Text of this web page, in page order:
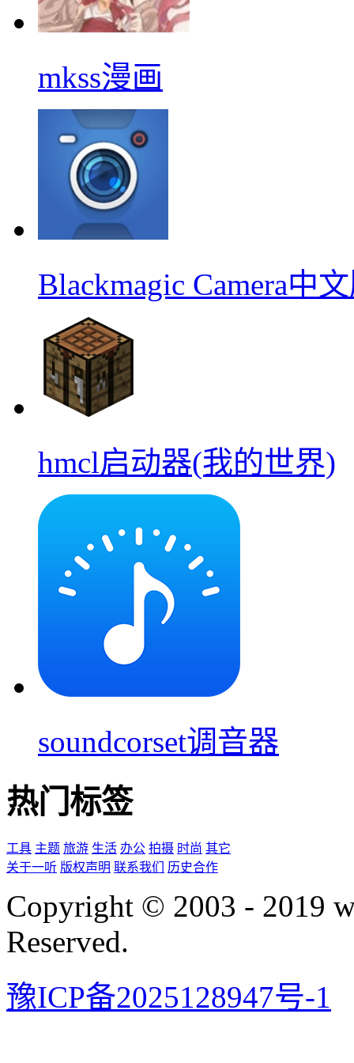
mkss漫画
Blackmagic Camera中
hmcl启动器(我的世界)
soundcorset调音器
热门标签
工具 主题 旅游 生活 办公 拍摄 时尚 其它
关于一听 版权声明 联系我们 历史合作
Copyright © 2003 - 2019
Reserved.
豫ICP备2025128947号-1